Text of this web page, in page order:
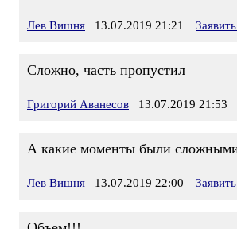
Лев Вишня 13.07.2019 21:21
Сложно, часть пропустил
Григорий Аванесов 13.07.2019 21:53
А какие моменты были
Лев Вишня 13.07.2019 22:00